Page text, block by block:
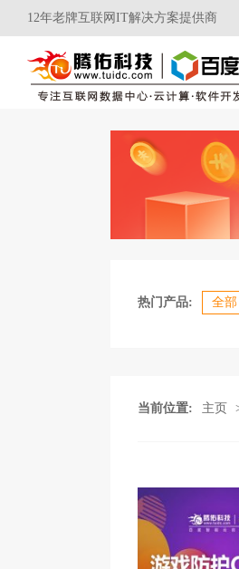
12年老牌互联网IT解决方案提供商
热门产品: 全部
当前位置: 主页